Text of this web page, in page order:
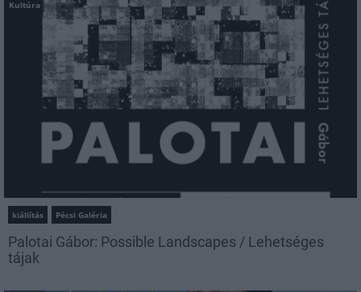
Kultúra
kiállítás Pécsi Galéria
Palotai Gábor: Possible Landscapes / Lehetséges
tájak